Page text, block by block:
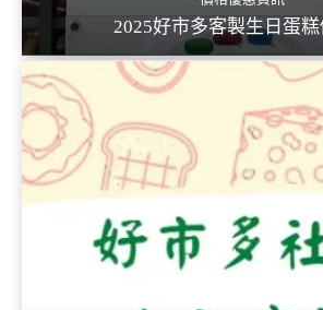
2025好市多客製生日蛋